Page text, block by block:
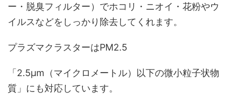
ー・脱臭フィルター）でホコリ・ニオイ・花粉やウ
イルスなどをしっかり除去してくれます。
プラズマクラスターはPM2.5
「2.5μm（マイクロメートル）以下の微小粒子状物
質」にも対応しています。